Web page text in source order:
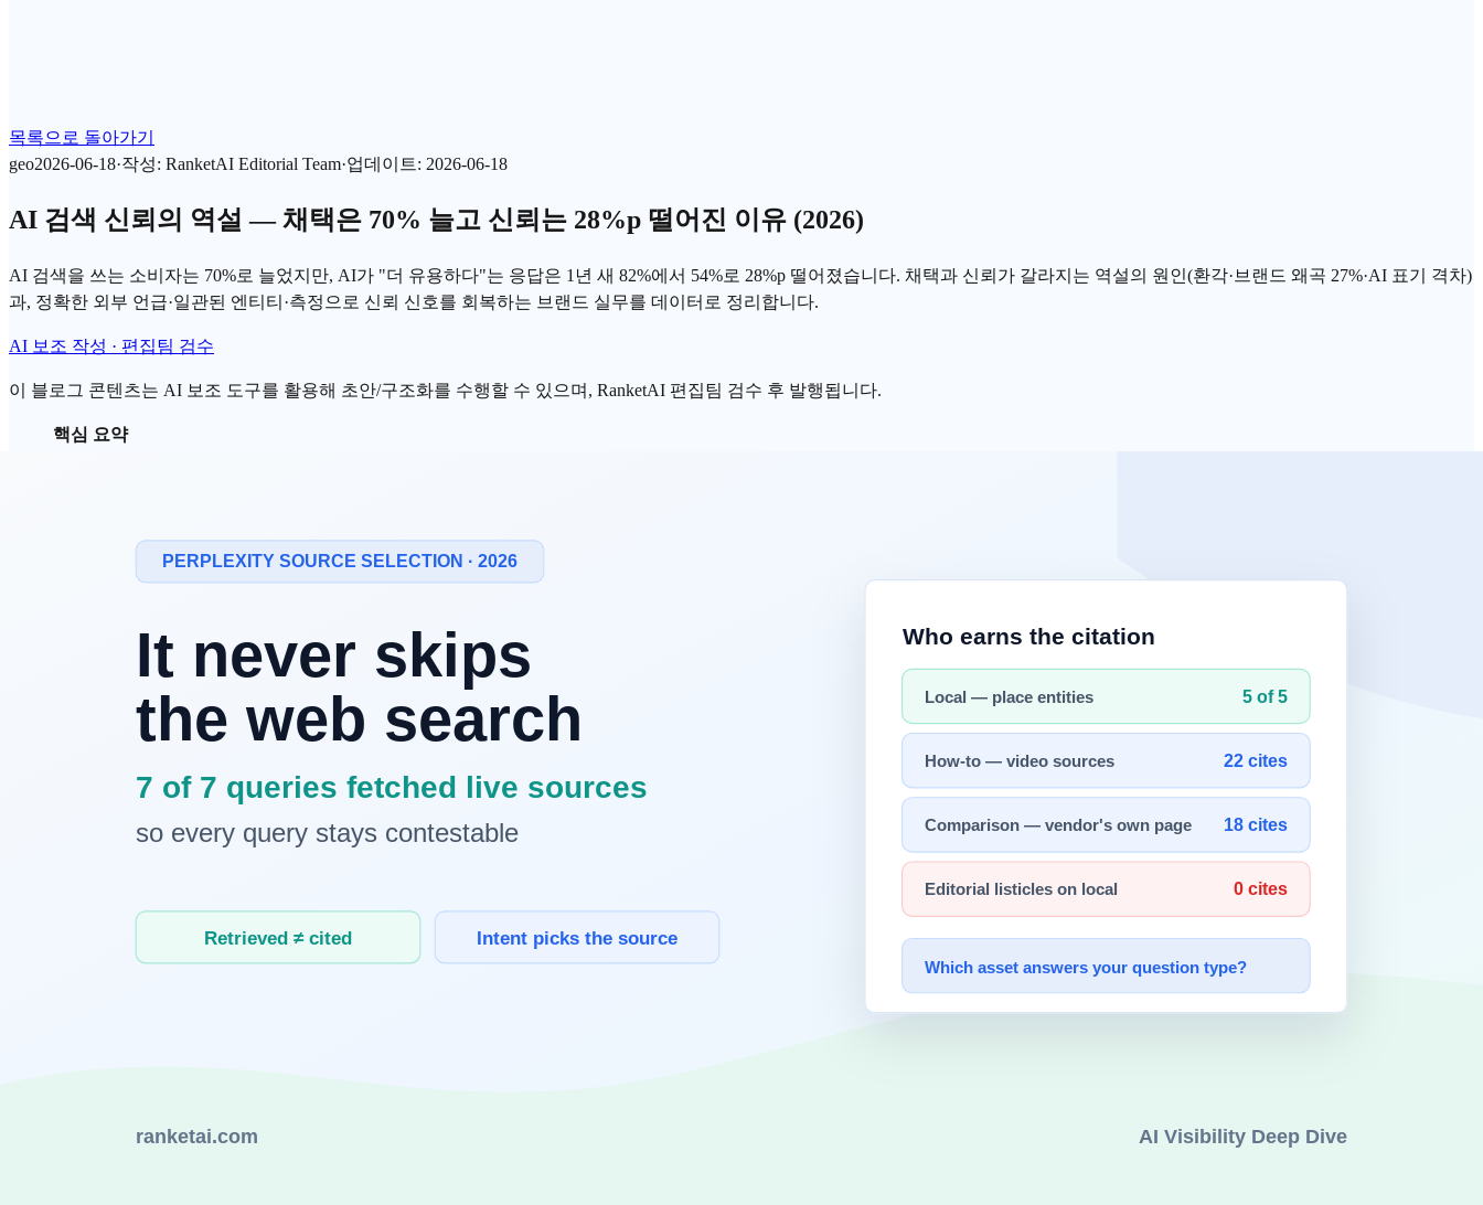
목록으로 돌아가기
geo2026-06-18·작성: RanketAI Editorial Team·업데이트: 2026-06-18
AI 검색 신뢰의 역설 — 채택은 70% 늘고 신뢰는 28%p 떨어진 이유 (2026)
AI 검색을 쓰는 소비자는 70%로 늘었지만, AI가 "더 유용하다"는 응답은 1년 새 82%에서 54%로 28%p 떨어졌습니다. 채택과 신뢰가 갈라지는 역설의 원인(환각·브랜드 왜곡 27%·AI 표기 격차)
과, 정확한 외부 언급·일관된 엔티티·측정으로 신뢰 신호를 회복하는 브랜드 실무를 데이터로 정리합니다.
AI 보조 작성 · 편집팀 검수
이 블로그 콘텐츠는 AI 보조 도구를 활용해 초안/구조화를 수행할 수 있으며, RanketAI 편집팀 검수 후 발행됩니다.
핵심 요약
브랜드가 할 일은 분명합니다 — 정확한 외부 언급·일관된
미국 소비자 1,008명과 마케터 150명을 조사한 결과, 사용은 늘었는데 신뢰는 1년 새 가파르게 꺾였습니다. 이 글은 그 역설의 원인과, 브랜드가 신뢰 격차에서 무엇을 해야 하는지를 데이터로
채택은 늘고 신뢰는 무너진다 — 숫자로 본 역설
먼저 채택입니다. 소비자의 70%가 지난 1년간 AI 도구를 검색에 더 많이 썼다고 답했고, 줄였다는 응답은 3%에 그쳤습니다. 마케팅 업무에서 AI가 차지하는 비중도 평균 38%(2025)에서 53%
(2026)로 올랐습니다. 방향만 보면 AI 검색은 거침없이 자리 잡는 중입니다.
문제는 신뢰입니다.
1년 전에는 소비자의 82%가 "AI 검색이 전통 검색보다 더 유용하다"고 답했지만, 2026년에는 그 비율이 54%로 떨어졌습니다 — 12개월 만에 28%p 하락입니다. AI를 덜 유용하다고
보는 "회의론자"는 3%에서 17%로 약 6배 늘었습니다. —Fractl × Search Engine Land, 2026 AI 검색 신뢰 설문
핵심은 사용량과 신뢰가 더 이상 같은 방향으로 움직이지 않는다는 점입니다. 사람들은 AI를 더 쓰면서도, 그 답을 곧이곧대로 받아들이지는 않습니다. 흥미롭게도 베이비부머가 Z세대보다 AI
첫째는 환각입니다. AI가 그럴듯하게 틀린 답을 내놓는다는 사실이 이제 널리 알려졌습니다. 둘째, 브랜드 입장에서 더 직접적인 위험은 왜곡입니다.